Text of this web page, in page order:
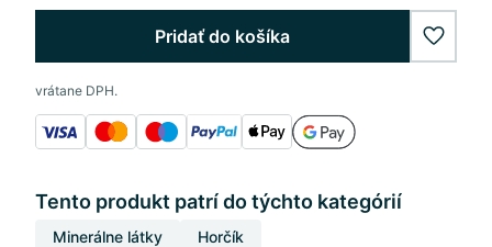
Pridať do košíka
vrátane DPH.
Tento produkt patrí do týchto kategórií
Minerálne látky
Horčík